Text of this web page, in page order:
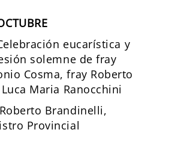
eucarística y
solemne de fray
Cosma, fray Roberto
Maria Ranocchini
Brandinelli,
Provincial